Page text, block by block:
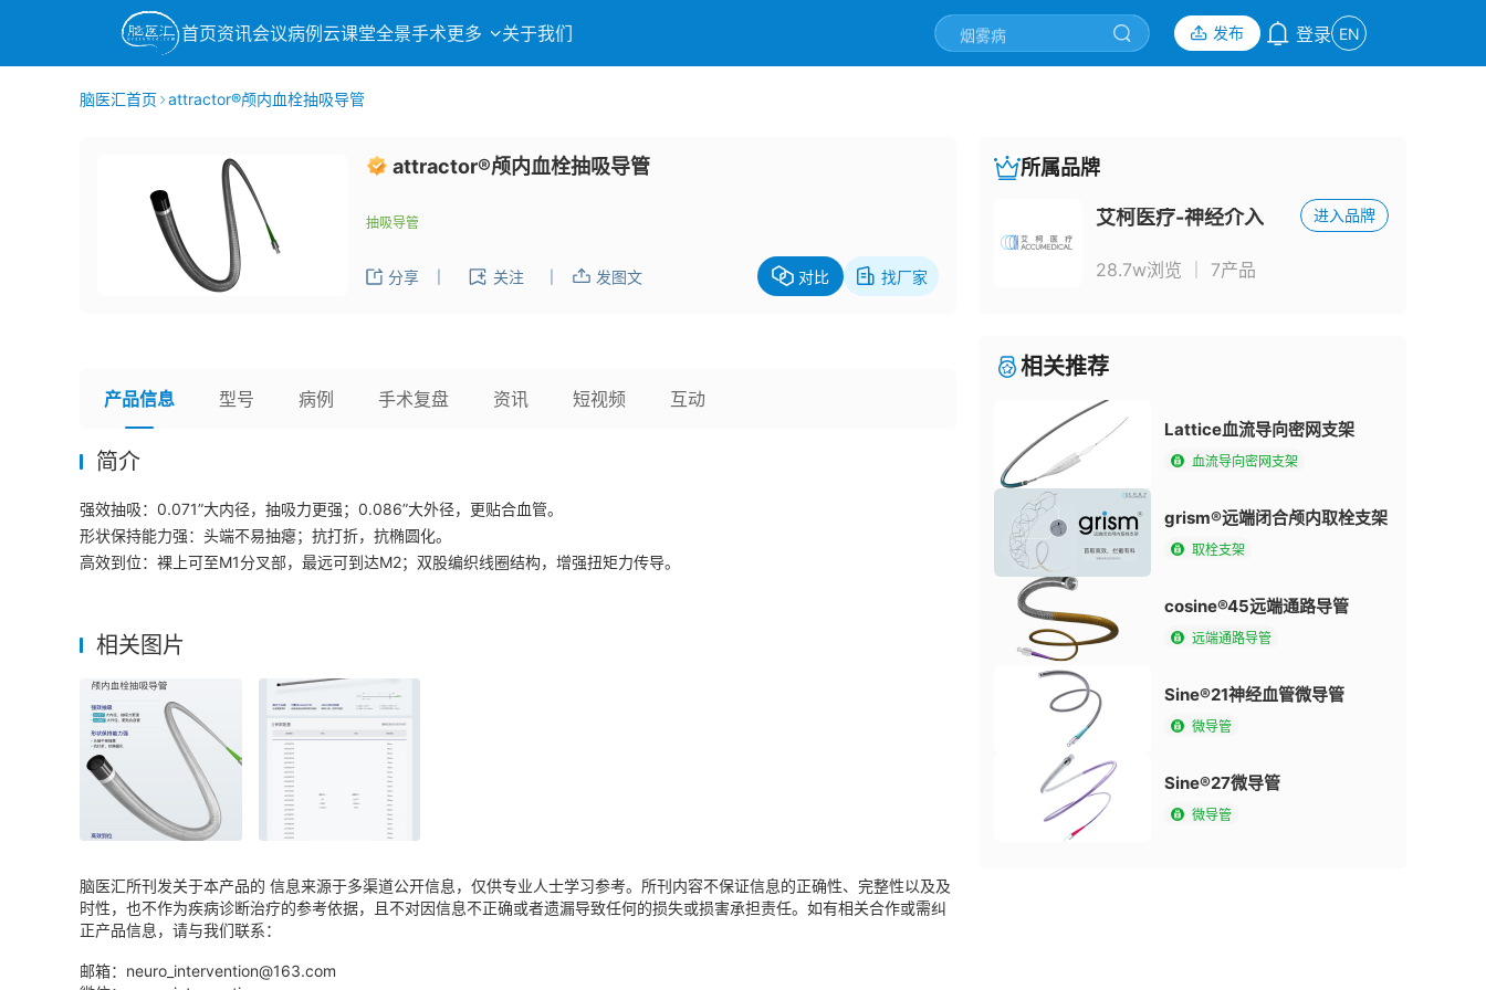
首页资讯会议病例 云课堂全景手术更多 关于我们 发布 登录 EN
脑医汇首页 attractor®颅内血栓抽吸导管
attractor®颅内血栓抽吸导管
抽吸导管
分享 关注 发图文 对比 找厂家
产品信息 型号 病例 手术复盘 资讯 短视频 互动
简介
强效抽吸：0.071”大内径，抽吸力更强；0.086”大外径，更贴合血管。
形状保持能力强：头端不易抽瘪；抗打折，抗椭圆化。
高效到位：裸上可至M1分叉部，最远可到达M2；双股编织线圈结构，增强扭矩力传导。
相关图片
脑医汇所刊发关于本产品的 信息来源于多渠道公开信息，仅供专业人士学习参考。所刊内容不保证信息的正确性、完整性以及及
时性，也不作为疾病诊断治疗的参考依据，且不对因信息不正确或者遗漏导致任何的损失或损害承担责任。如有相关合作或需纠
正产品信息，请与我们联系：
邮箱：neuro_intervention@163.com
所属品牌
艾柯医疗-神经介入
28.7w浏览 7产品
进入品牌
相关推荐
Lattice血流导向密网支架
血流导向密网支架
grism®远端闭合颅内取栓支架
取栓支架
cosine®45远端通路导管
远端通路导管
Sine®21神经血管微导管
微导管
Sine®27微导管
微导管